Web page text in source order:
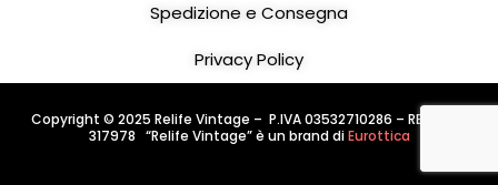
Spedizione e Consegna
Privacy Policy
Copyright © 2025 Relife Vintage – P.IVA 03532710286 – REA: PD –
317978 “Relife Vintage” è un brand diEurottica